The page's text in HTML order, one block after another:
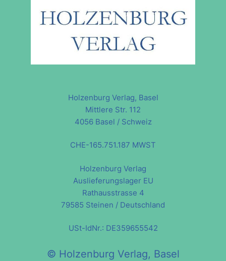
Holzenburg Verlag, Basel
Mittlere Str. 112
4056 Basel / Schweiz
CHE-165.751.187 MWST
Holzenburg Verlag
Auslieferungslager EU
Rathausstrasse 4
79585 Steinen / Deutschland
USt-IdNr.: DE359655542
© Holzenburg Verlag, Basel